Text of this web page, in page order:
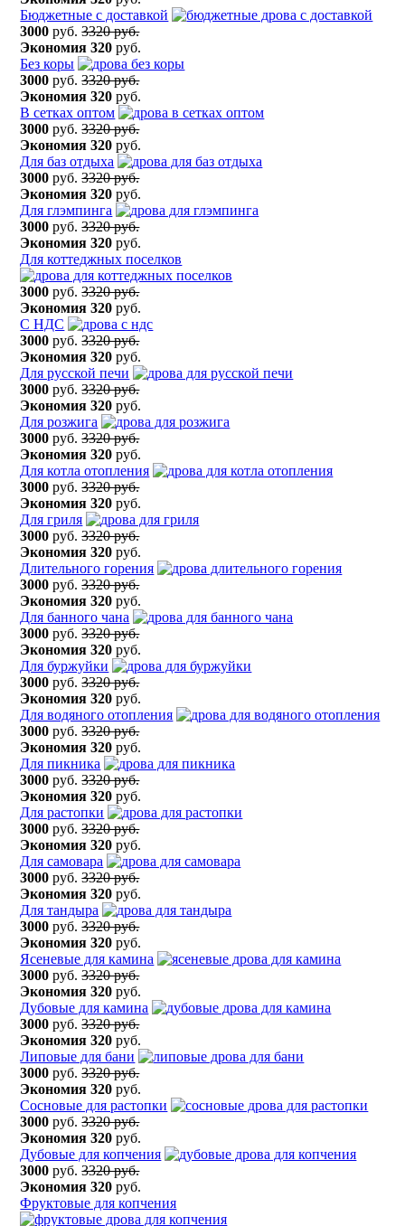
Бюджетные с доставкой
3000 руб.3320 руб.
Экономия 320 руб.
Без коры
3000 руб.3320 руб.
Экономия 320 руб.
В сетках оптом
3000 руб.3320 руб.
Экономия 320 руб.
Для баз отдыха
3000 руб.3320 руб.
Экономия 320 руб.
Для глэмпинга
3000 руб.3320 руб.
Экономия 320 руб.
Для коттеджных поселков
3000 руб.3320 руб.
Экономия 320 руб.
С НДС
3000 руб.3320 руб.
Экономия 320 руб.
Для русской печи
3000 руб.3320 руб.
Экономия 320 руб.
Для розжига
3000 руб.3320 руб.
Экономия 320 руб.
Для котла отопления
3000 руб.3320 руб.
Экономия 320 руб.
Для гриля
3000 руб.3320 руб.
Экономия 320 руб.
Длительного горения
3000 руб.3320 руб.
Экономия 320 руб.
Для банного чана
3000 руб.3320 руб.
Экономия 320 руб.
Для буржуйки
3000 руб.3320 руб.
Экономия 320 руб.
Для водяного отопления
3000 руб.3320 руб.
Экономия 320 руб.
Для пикника
3000 руб.3320 руб.
Экономия 320 руб.
Для растопки
3000 руб.3320 руб.
Экономия 320 руб.
Для самовара
3000 руб.3320 руб.
Экономия 320 руб.
Для тандыра
3000 руб.3320 руб.
Экономия 320 руб.
Ясеневые для камина
3000 руб.3320 руб.
Экономия 320 руб.
Дубовые для камина
3000 руб.3320 руб.
Экономия 320 руб.
Липовые для бани
3000 руб.3320 руб.
Экономия 320 руб.
Сосновые для растопки
3000 руб.3320 руб.
Экономия 320 руб.
Дубовые для копчения
3000 руб.3320 руб.
Экономия 320 руб.
Фруктовые для копчения